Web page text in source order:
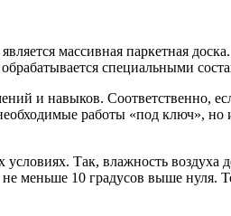
массивная паркетная
специальными
и навыков. Соответственно,
работы «под ключ»,
Так, влажность
меньше 10 градусов выше нуля.